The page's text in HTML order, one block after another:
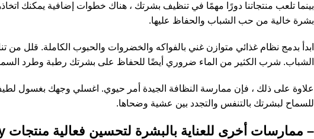
بينما تلعب منتجاتنا دورًا مهمًا في تنظيف بشرتك ، هناك خطوات إضافية يمكنك
بشرة خالية من حب الشباب والحفاظ عليها.
ابدأ بدمج نظام غذائي متوازن غني بالفواكه والخضروات والحبوب الكاملة. قلل من
الشباب. شرب الكثير من الماء ضروري أيضًا للحفاظ على بشرتك رطبة وطرد
علاوة على ذلك ، فإن ممارسة النظافة الجيدة أمر حيوي. اغسلي وجهك بغسول
للسماح لبشرتك بالتنفس والتجدد بين عشية وضحاها.
– ممارسات أخرى للعناية بالبشرة لتحسين فعالية منتجات Forest Pharmacy